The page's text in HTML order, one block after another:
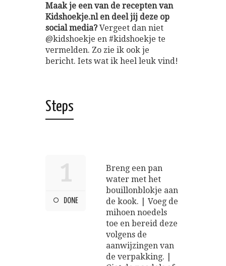
Maak je een van de recepten van
Kidshoekje.nl en deel jij deze op
social media?Vergeet dan niet
@kidshoekje en #kidshoekje te
vermelden. Zo zie ik ook je
bericht. Iets wat ik heel leuk vind!
Steps
1
DONE
Breng een pan
water met het
bouillonblokje aan
de kook. | Voeg de
mihoen noedels
toe en bereid deze
volgens de
aanwijzingen van
de verpakking. |